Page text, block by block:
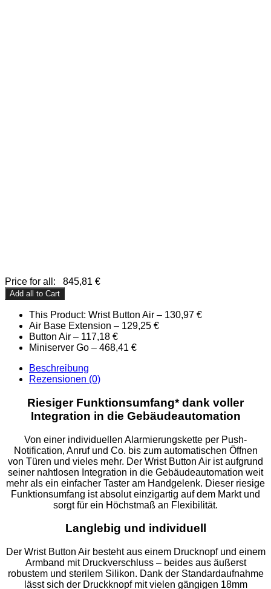
Price for all: 845,81 €
Add all to Cart
This Product: Wrist Button Air – 130,97 €
Air Base Extension – 129,25 €
Button Air – 117,18 €
Miniserver Go – 468,41 €
Beschreibung
Rezensionen (0)
Riesiger Funktionsumfang* dank voller
Integration in die Gebäudeautomation
Von einer individuellen Alarmierungskette per Push-
Notification, Anruf und Co. bis zum automatischen Öffnen
von Türen und vieles mehr. Der Wrist Button Air ist aufgrund
seiner nahtlosen Integration in die Gebäudeautomation weit
mehr als ein einfacher Taster am Handgelenk. Dieser riesige
Funktionsumfang ist absolut einzigartig auf dem Markt und
sorgt für ein Höchstmaß an Flexibilität.
Langlebig und individuell
Der Wrist Button Air besteht aus einem Drucknopf und einem
Armband mit Druckverschluss – beides aus äußerst
robustem und sterilem Silikon. Dank der Standardaufnahme
lässt sich der Druckknopf mit vielen gängigen 18mm